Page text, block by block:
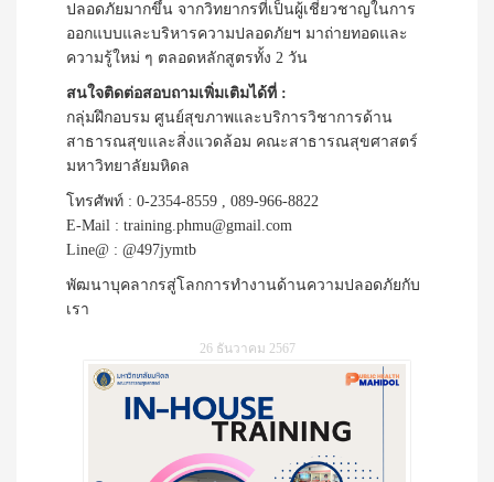
ปลอดภัยมากขึ้น จากวิทยากรที่เป็นผู้เชี่ยวชาญในการ
ออกแบบและบริหารความปลอดภัยฯ มาถ่ายทอดและ
ความรู้ใหม่ ๆ ตลอดหลักสูตรทั้ง 2 วัน
สนใจติดต่อสอบถามเพิ่มเติมได้ที่ :
กลุ่มฝึกอบรม ศูนย์สุขภาพและบริการวิชาการด้าน
สาธารณสุขและสิ่งแวดล้อม คณะสาธารณสุขศาสตร์
มหาวิทยาลัยมหิดล
โทรศัพท์ : 0-2354-8559 , 089-966-8822
E-Mail : training.phmu@gmail.com
Line@ : @497jymtb
พัฒนาบุคลากรสู่โลกการทำงานด้านความปลอดภัยกับ
เรา
26 ธันวาคม 2567